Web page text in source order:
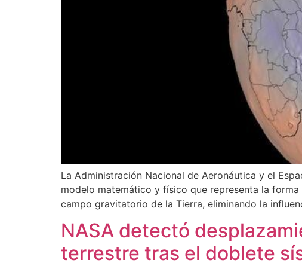
La Administración Nacional de Aeronáutica y el
modelo matemático y físico que representa la
campo gravitatorio de la Tierra, eliminando la
NASA detectó
terrestre tras el doblete